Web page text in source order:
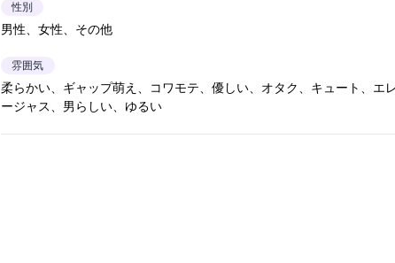
性別
男性、女性、その他
雰囲気
柔らかい、ギャップ萌え、コワモテ、優しい、オタク、キュート、エ
ージャス、男らしい、ゆるい